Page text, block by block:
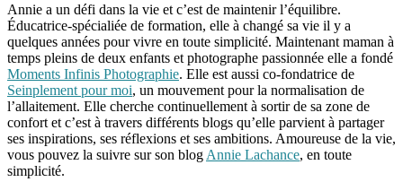
Annie a un défi dans la vie et c’est de maintenir l’équilibre.
Éducatrice-spécialiée de formation, elle à changé sa vie il y a
quelques années pour vivre en toute simplicité. Maintenant maman à
temps pleins de deux enfants et photographe passionnée elle a fondé
Moments Infinis Photographie. Elle est aussi co-fondatrice de
Seinplement pour moi, un mouvement pour la normalisation de
l’allaitement. Elle cherche continuellement à sortir de sa zone de
confort et c’est à travers différents blogs qu’elle parvient à partager
ses inspirations, ses réflexions et ses ambitions. Amoureuse de la vie,
vous pouvez la suivre sur son blog Annie Lachance, en toute
simplicité.